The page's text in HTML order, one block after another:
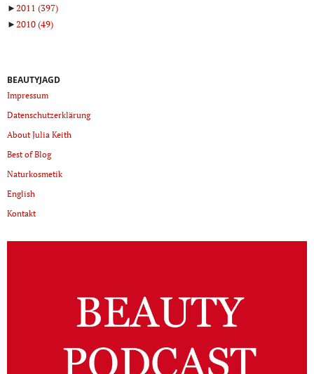
►2011 (397)
►2010(49)
BEAUTYJAGD
Impressum
Datenschutzerklärung
About Julia Keith
Best of Blog
Naturkosmetik
English
Kontakt